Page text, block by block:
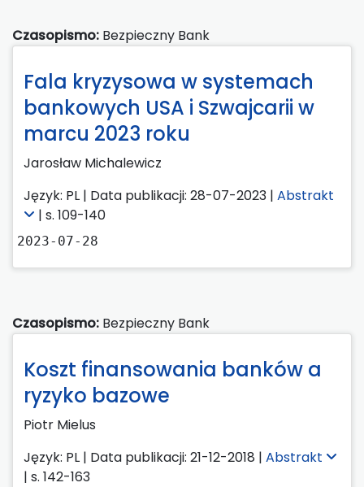
Czasopismo: Bezpieczny Bank
Fala kryzysowa w systemach
bankowych USA i Szwajcarii w
marcu 2023 roku
Jarosław Michalewicz
Język: PL | Data publikacji: 28-07-2023 | Abstrakt
| s. 109-140
2023-07-28
Czasopismo: Bezpieczny Bank
Koszt finansowania banków a
ryzyko bazowe
Piotr Mielus
Język: PL | Data publikacji: 21-12-2018 | Abstrakt
| s. 142-163